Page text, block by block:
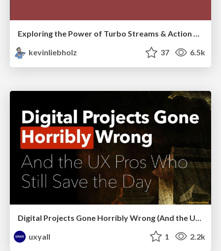
Exploring the Power of Turbo Streams & Action Cable | RailsConf2023
kevinliebholz
37 6.5k
uxyall
1 2.2k